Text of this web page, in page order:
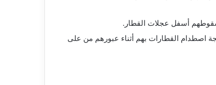
سقوطهم أسفل عجلات القطار.
اصطدام القطارات بهم أثناء عبورهم من على